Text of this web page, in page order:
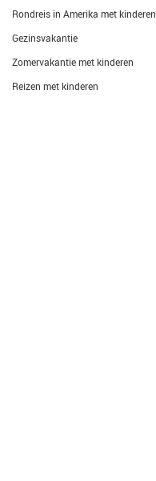
Rondreis in Amerika met kinderen
Gezinsvakantie
Zomervakantie met kinderen
Reizen met kinderen